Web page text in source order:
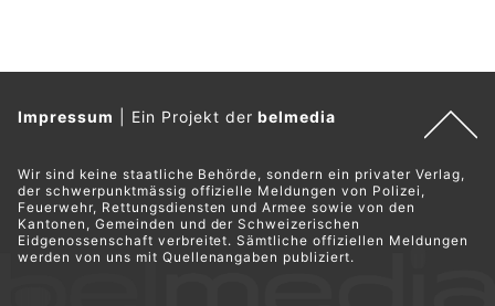
Impressum Ein Projekt derbelmedia
Wir sind keine staatliche Behörde, sondern ein privater Verlag,
der schwerpunktmässig offizielle Meldungen von Polizei,
Feuerwehr, Rettungsdiensten und Armee sowie von den
Kantonen, Gemeinden und der Schweizerischen
Eidgenossenschaft verbreitet. Sämtliche offiziellen Meldungen
werden von uns mit Quellenangaben publiziert.